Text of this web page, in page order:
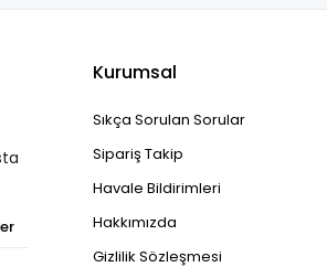
Kurumsal
Sıkça Sorulan Sorular
Sipariş Takip
Havale Bildirimleri
Hakkımızda
Gizlilik Sözleşmesi